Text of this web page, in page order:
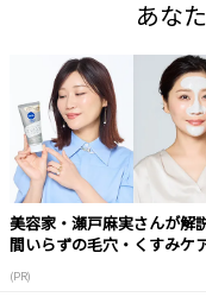
あな
美容家・瀬戸麻実さんが解
間いらずの毛穴・くすみケ
(PR)